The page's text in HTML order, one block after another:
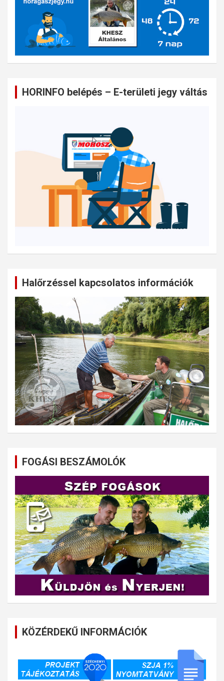
HORINFO belépés – E-területi jegy váltás
Halőrzéssel kapcsolatos információk
FOGÁSI BESZÁMOLÓK
KÖZÉRDEKŰ INFORMÁCIÓK